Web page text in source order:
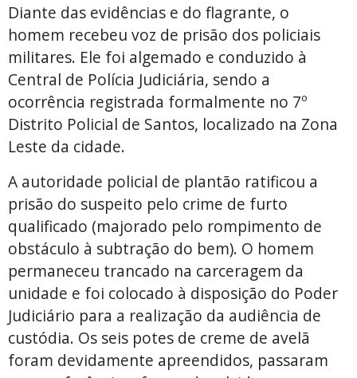
Diante das evidências e do flagrante, o
homem recebeu voz de prisão dos policiais
militares. Ele foi algemado e conduzido à
Central de Polícia Judiciária, sendo a
ocorrência registrada formalmente no 7º
Distrito Policial de Santos, localizado na Zona
Leste da cidade.
A autoridade policial de plantão ratificou a
prisão do suspeito pelo crime de furto
qualificado (majorado pelo rompimento de
obstáculo à subtração do bem). O homem
permaneceu trancado na carceragem da
unidade e foi colocado à disposição do Poder
Judiciário para a realização da audiência de
custódia. Os seis potes de creme de avelã
foram devidamente apreendidos, passaram